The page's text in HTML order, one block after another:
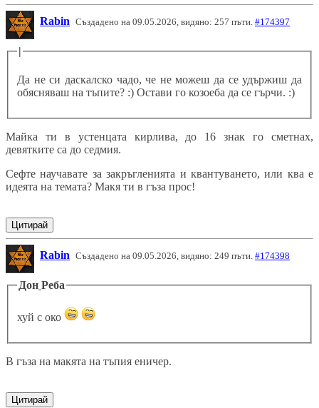
Rabin Създадено на 09.05.2026, видяно: 257 пъти. #174397
|
Да не си даскалско чадо, че не можеш да се удържиш да
обясняваш на тъпите? :) Остави го козоеба да се гърчи. :)
Майка ти в устенцата кирлива, до 16 знак го сметнах,
девятките са до седмия.
Сефте научавате за закръгленията и квантуването, или ква е
идеята на темата? Макя ти в гъза прос!
Цитирай
Rabin Създадено на 09.05.2026, видяно: 249 пъти. #174398
Дон Реба
хуй с око
В гъза на макята на тъпия еничер.
Цитирай